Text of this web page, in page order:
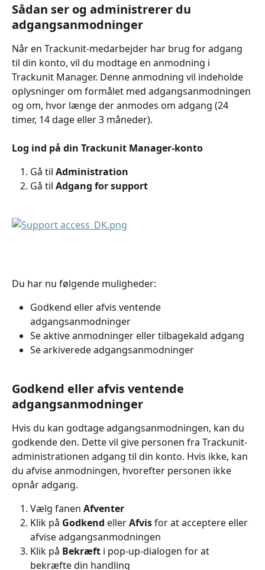
Sådan ser og administrerer du
adgangsanmodninger
Når en Trackunit-medarbejder har brug for adgang
til din konto, vil du modtage en anmodning i
Trackunit Manager. Denne anmodning vil indeholde
oplysninger om formålet med adgangsanmodningen
og om, hvor længe der anmodes om adgang (24
timer, 14 dage eller 3 måneder).
Log ind på din Trackunit Manager-konto
Gå til Administration
Gå til Adgang for support
Du har nu følgende muligheder:
Godkend eller afvis ventende
adgangsanmodninger
Se aktive anmodninger eller tilbagekald adgang
Se arkiverede adgangsanmodninger
Godkend eller afvis ventende
adgangsanmodninger
Hvis du kan godtage adgangsanmodningen, kan du
godkende den. Dette vil give personen fra Trackunit-
administrationen adgang til din konto. Hvis ikke, kan
du afvise anmodningen, hvorefter personen ikke
opnår adgang.
Vælg fanen Afventer
Klik på Godkend eller Afvis for at acceptere eller
afvise adgangsanmodningen
Klik på Bekræft i pop-up-dialogen for at
bekræfte din handling